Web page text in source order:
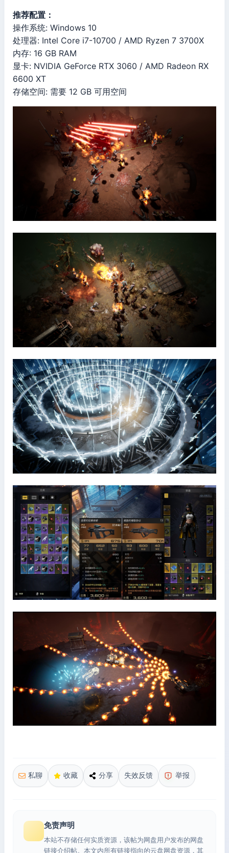
推荐配置：
操作系统: Windows 10
处理器: Intel Core i7-10700 / AMD Ryzen 7 3700X
内存: 16 GB RAM
显卡: NVIDIA GeForce RTX 3060 / AMD Radeon RX
6600 XT
存储空间: 需要 12 GB 可用空间
私聊 收藏 分享 失效反馈 举报
免责声明
本站不存储任何实质资源，该帖为网盘用户发布的网盘
链接介绍帖。本文内所有链接指向的云盘网盘资源，其